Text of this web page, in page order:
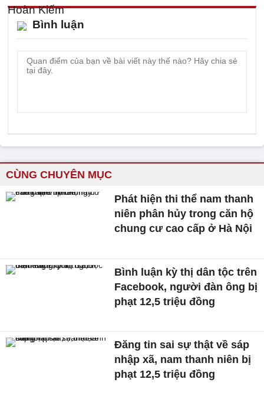
Bình luận
CÙNG CHUYÊN MỤC
Phát hiện thi thể nam thanh
niên phân hủy trong căn hộ
chung cư cao cấp ở Hà Nội
Bình luận kỳ thị dân tộc trên
Facebook, người đàn ông bị
phạt 12,5 triệu đồng
Đăng tin sai sự thật về sáp
nhập xã, nam thanh niên bị
phạt 12,5 triệu đồng